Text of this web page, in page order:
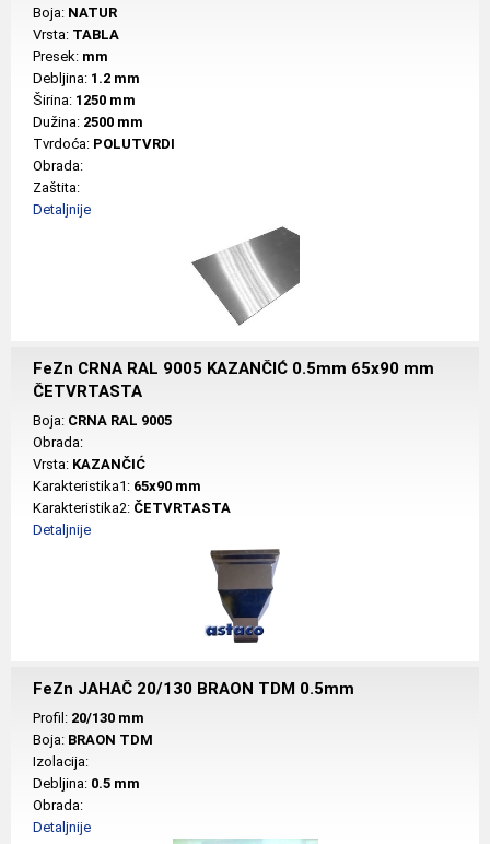
Boja: NATUR
Vrsta: TABLA
Presek: mm
Debljina: 1.2 mm
Širina: 1250 mm
Dužina: 2500 mm
Tvrdoća: POLUTVRDI
Obrada:
Zaštita:
Detaljnije
FeZn CRNA RAL 9005 KAZANČIĆ 0.5mm 65x90 mm
ČETVRTASTA
Boja: CRNA RAL 9005
Obrada:
Vrsta: KAZANČIĆ
Karakteristika1: 65x90 mm
Karakteristika2: ČETVRTASTA
Detaljnije
FeZn JAHAČ 20/130 BRAON TDM 0.5mm
Profil: 20/130 mm
Boja: BRAON TDM
Izolacija:
Debljina: 0.5 mm
Obrada:
Detaljnije